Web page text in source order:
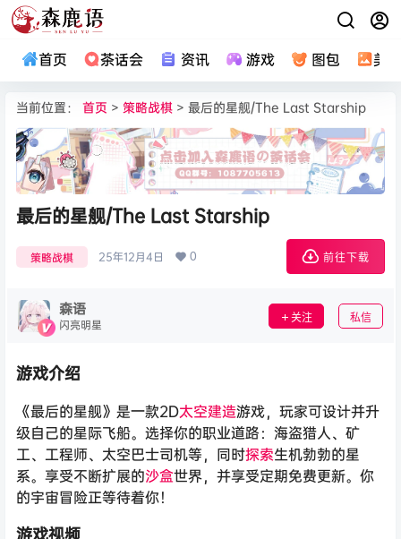
首页 茶话会 资讯 游戏 图包 美
当前位置： 首页 > 策略战棋 > 最后的星舰/The Last Starship
最后的星舰/The Last Starship
策略战棋 25年12月4日 0 前往下载
森语
闪亮明星 关注 私信
游戏介绍
《最后的星舰》是一款2D太空建造游戏，玩家可设计并升
级自己的星际飞船。选择你的职业道路：海盗猎人、矿
工、工程师、太空巴士司机等，同时探索生机勃勃的星
系。享受不断扩展的沙盒世界，并享受定期免费更新。你
的宇宙冒险正等待着你！
游戏视频